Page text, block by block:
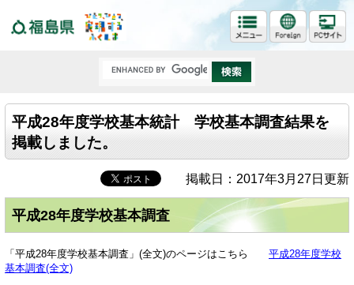
平成28年度学校基本統計 学校基本調査結果を
掲載しました。
掲載日：2017年3月27日更新
平成28年度学校基本調査
「平成28年度学校基本調査」(全文)のページはこちら 平成28年度学校
基本調査(全文)